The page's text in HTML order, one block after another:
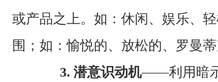
或产品之上。如：休闲、娱乐、
围；如：愉悦的、放松的、罗曼
3. 潜意识动机——利用暗